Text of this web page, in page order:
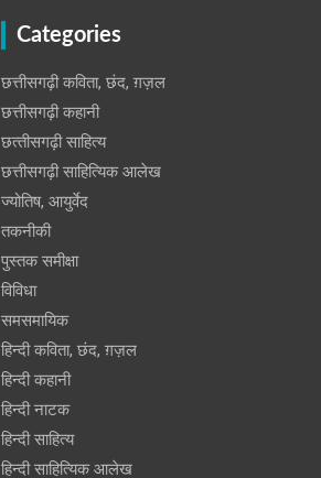
Categories
छत्तीसगढ़ी कविता, छंद, ग़ज़ल
छत्तीसगढ़ी कहानी
छत्‍तीसगढ़ी साहित्‍य
छत्तीसगढ़ी साहित्यिक आलेख
ज्योतिष, आयुर्वेद
तकनीकी
पुस्‍तक समीक्षा
विविधा
समसमायिक
हिन्दी कविता, छंद, ग़ज़ल
हिन्दी कहानी
हिन्‍दी नाटक
हिन्दी साहित्य
हिन्दी साहित्यिक आलेख